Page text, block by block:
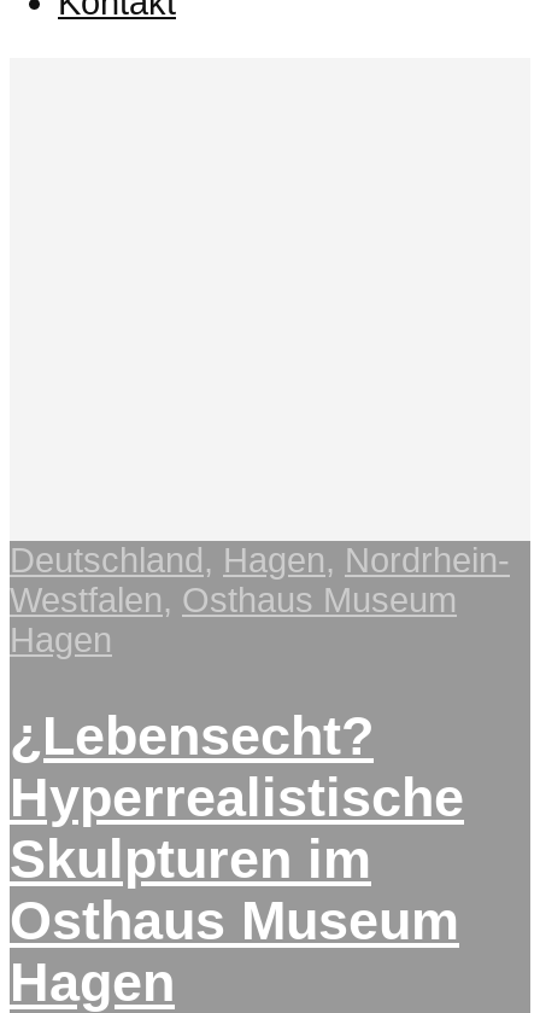
Deutschland, Hagen, Nordrhein-
Westfalen, Osthaus Museum
Hagen
¿Lebensecht?
Hyperrealistische
Skulpturen im
Osthaus Museum
Hagen